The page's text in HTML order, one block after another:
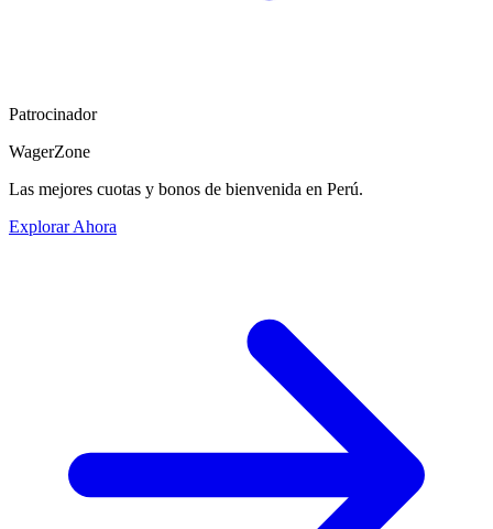
Patrocinador
WagerZone
Las mejores cuotas y bonos de bienvenida en Perú.
Explorar Ahora